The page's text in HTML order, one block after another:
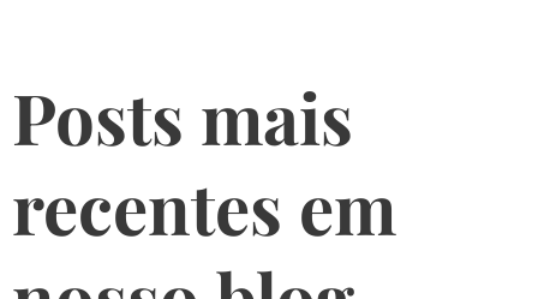
Posts mais
recentes em